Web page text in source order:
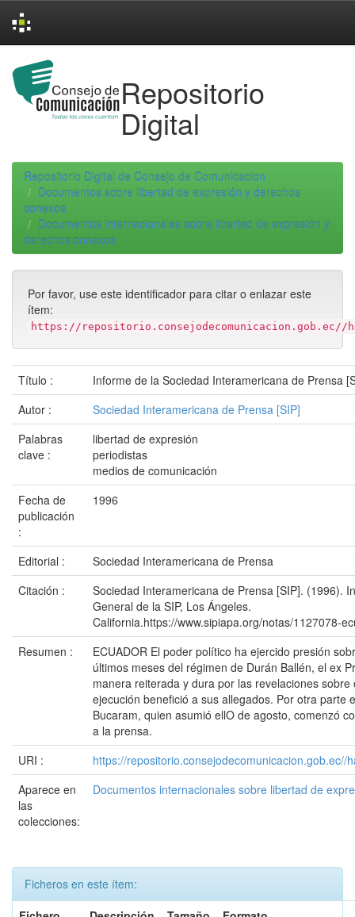
navigation
Repositorio
Digital
Repositorio Digital de Consejo de Comunicacion
Documentos sobre libertad de expresión y derechos
conexos
Documentos internacionales sobre libertad de expresión y
derechos conexos
Por favor, use este identificador para citar o enlazar este
ítem:
https://repositorio.consejodecomunicacion.gob.ec//
Título :
Informe de la Sociedad Interamericana de Prensa
Autor :
Sociedad Interamericana de Prensa [SIP]
Palabras
clave :
libertad de expresión
periodistas
medios de comunicación
Fecha de
publicación
:
1996
Editorial :
Sociedad Interamericana de Prensa
Citación :
Sociedad Interamericana de Prensa [SIP]. (1996).
General de la SIP, Los Ángeles.
California.https://www.sipiapa.org/notas/1127078-
Resumen :
ECUADOR El poder político ha ejercido presión
últimos meses del régimen de Durán Ballén, el ex
manera reiterada y dura por las revelaciones sobre
ejecución benefició a sus allegados. Por otra parte
Bucaram, quien asumió ellO de agosto, comenzó
a la prensa.
URI :
https://repositorio.consejodecomunicacion.gob.ec//
Aparece en
las
colecciones:
Documentos internacionales sobre libertad de
Ficheros en este ítem: